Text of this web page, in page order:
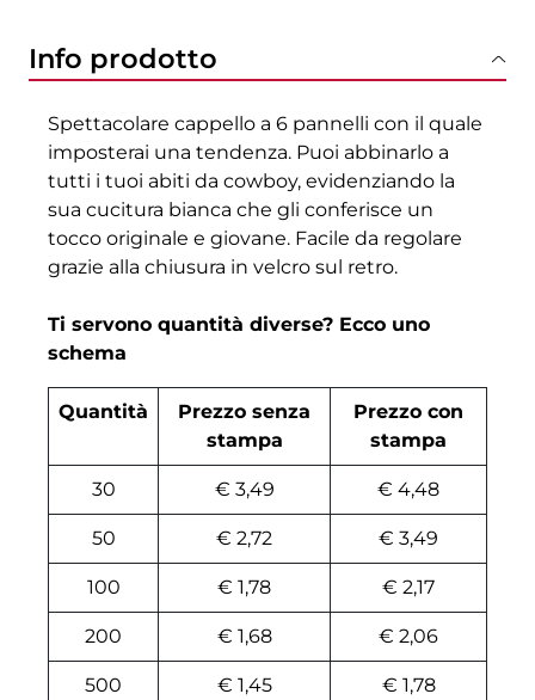
Info prodotto
Spettacolare cappello a 6 pannelli con il quale
imposterai una tendenza. Puoi abbinarlo a
tutti i tuoi abiti da cowboy, evidenziando la
sua cucitura bianca che gli conferisce un
tocco originale e giovane. Facile da regolare
grazie alla chiusura in velcro sul retro.
Ti servono quantità diverse? Ecco uno
schema
Quantità
Prezzo senza
stampa
Prezzo con
stampa
30 € 3,49 € 4,48
50 € 2,72 € 3,49
100 € 1,78 € 2,17
200 € 1,68 € 2,06
500 € 1,45 € 1,78